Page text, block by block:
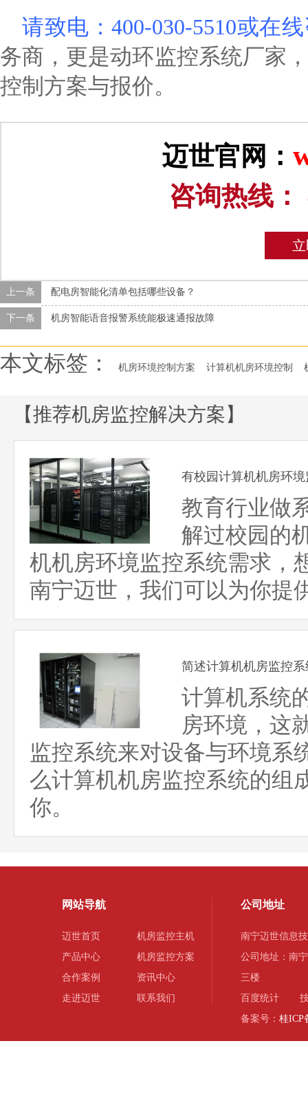
请致电：400-030-5510或在
务商，更是动环监控系统厂家
控制方案与报价。
迈世官网：
咨询热线：
上一条 配电房智能化清单包括哪些设备？
下一条 机房智能语音报警系统能极速通报故障
本文标签： 机房环境控制方案 计算机机房环境控制
【推荐机房监控解决方案】
有校园计算机机房环
教育行业做
解过校园的
机机房环境监控系统需求，
南宁迈世，我们可以为你提
简述计算机机房监控
计算机系统
房环境，这
监控系统来对设备与环境系
么计算机机房监控系统的组
你。
网站导航
迈世首页
机房监控主机
产品中心
机房监控方案
合作案例
资讯中心
走进迈世
联系我们
公司地址
南宁迈世信息
公司地址：南
三楼
百度统计
备案号： 桂ICP